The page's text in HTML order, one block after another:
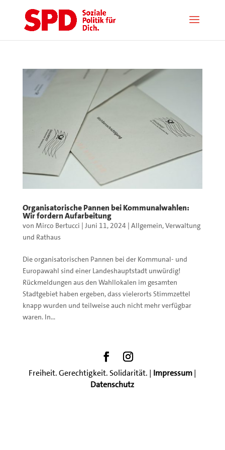
Organisatorische Pannen bei Kommunalwahlen:
Wir fordern Aufarbeitung
von Mirco Bertucci | Juni 11, 2024| Allgemein,Verwaltung
und Rathaus
Die organisatorischen Pannen bei der Kommunal- und
Europawahl sind einer Landeshauptstadt unwürdig!
Rückmeldungen aus den Wahllokalen im gesamten
Stadtgebiet haben ergeben, dass vielerorts Stimmzettel
knapp wurden und teilweise auch nicht mehr verfügbar
waren. In...
Freiheit. Gerechtigkeit. Solidarität. | Impressum|
Datenschutz